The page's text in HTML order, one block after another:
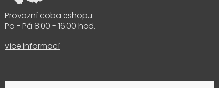
Provozní doba eshopu:
Po - Pá 8:00 - 16:00 hod.
více informací